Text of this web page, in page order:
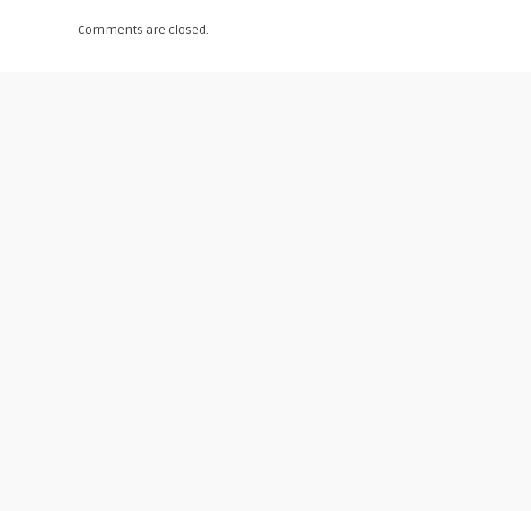
Comments are closed.